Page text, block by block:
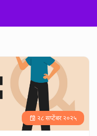
२८ सप्टेंबर २०२५